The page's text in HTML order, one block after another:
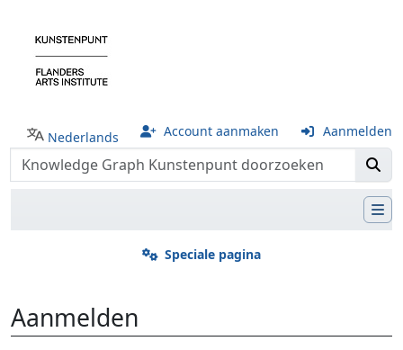
Nederlands Account aanmaken Aanmelden
Speciale pagina
Aanmelden